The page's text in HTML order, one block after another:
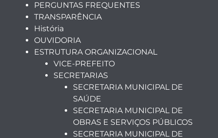
PERGUNTAS FREQUENTES
TRANSPARÊNCIA
História
OUVIDORIA
ESTRUTURA ORGANIZACIONAL
VICE-PREFEITO
SECRETARIAS
SECRETARIA MUNICIPAL DE
SAÚDE
SECRETARIA MUNICIPAL DE
OBRAS E SERVIÇOS PÚBLICOS
SECRETARIA MUNICIPAL DE